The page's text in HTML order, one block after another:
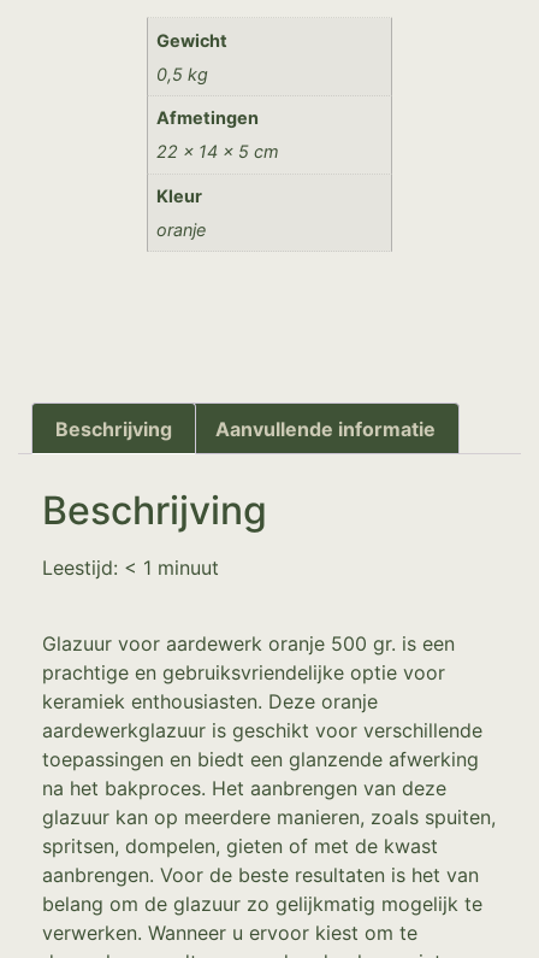
Gewicht
0,5 kg
Afmetingen
22 × 14 × 5 cm
Kleur
oranje
Beschrijving Aanvullende informatie
Beschrijving
Leestijd: < 1 minuut
Glazuur voor aardewerk oranje 500 gr. is een
prachtige en gebruiksvriendelijke optie voor
keramiek enthousiasten. Deze oranje
aardewerkglazuur is geschikt voor verschillende
toepassingen en biedt een glanzende afwerking
na het bakproces. Het aanbrengen van deze
glazuur kan op meerdere manieren, zoals spuiten,
spritsen, dompelen, gieten of met de kwast
aanbrengen. Voor de beste resultaten is het van
belang om de glazuur zo gelijkmatig mogelijk te
verwerken. Wanneer u ervoor kiest om te